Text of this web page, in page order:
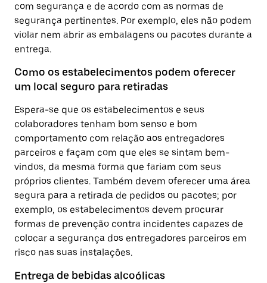
com segurança e de acordo com as normas de
segurança pertinentes. Por exemplo, eles não podem
violar nem abrir as embalagens ou pacotes durante a
entrega.
Como os estabelecimentos podem oferecer
um local seguro para retiradas
Espera-se que os estabelecimentos e seus
colaboradores tenham bom senso e bom
comportamento com relação aos entregadores
parceiros e façam com que eles se sintam bem-
vindos, da mesma forma que fariam com seus
próprios clientes. Também devem oferecer uma área
segura para a retirada de pedidos ou pacotes; por
exemplo, os estabelecimentos devem procurar
formas de prevenção contra incidentes capazes de
colocar a segurança dos entregadores parceiros em
risco nas suas instalações.
Entrega de bebidas alcoólicas